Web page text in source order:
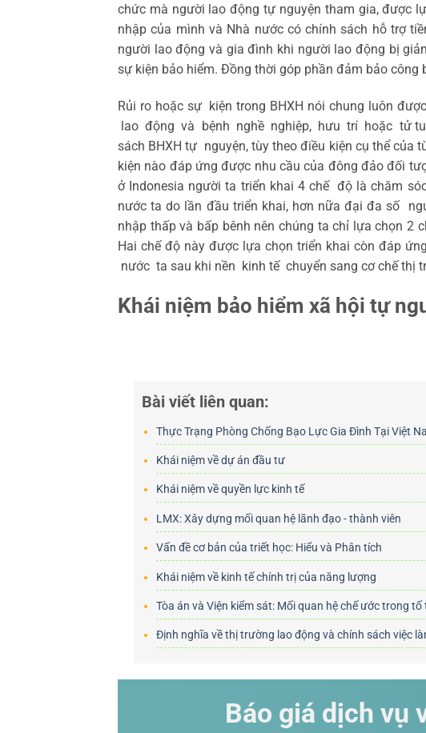
chức mà người lao động tự nguyện tham gia, được
nhập của mình và Nhà nước có chính sách hỗ trợ
người lao động và gia đình khi người lao động bị
sự kiện bảo hiểm. Đồng thời góp phần đảm bảo công
Rủi ro hoặc sự kiện trong BHXH nói chung luôn
lao động và bệnh nghề nghiệp, hưu trí hoặc tử
sách BHXH tự nguyện, tùy theo điều kiện cụ thể
kiện nào đáp ứng được nhu cầu của đông đảo đối
ở Indonesia người ta triển khai 4 chế độ là chăm
nước ta do lần đầu triển khai, hơn nữa đại đa số
nhập thấp và bấp bênh nên chúng ta chỉ lựa chọn
Hai chế độ này được lựa chọn triển khai còn đáp
nước ta sau khi nền kinh tế chuyển sang cơ chế thị
Khái niệm bảo hiểm xã hội tự
Bài viết liên quan:
Thực Trạng Phòng Chống Bạo Lực Gia Đình Tại Việt
Khái niệm về dự án đầu tư
Khái niệm về quyền lực kinh tế
LMX: Xây dựng mối quan hệ lãnh đạo - thành viên
Vấn đề cơ bản của triết học: Hiểu và Phân tích
Khái niệm về kinh tế chính trị của năng lượng
Tòa án và Viện kiểm sát: Mối quan hệ chế ước trong tố
Định nghĩa về thị trường lao động và chính sách việc
Báo giá dịch vụ